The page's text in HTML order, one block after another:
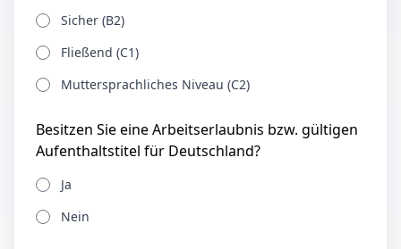
Sicher (B2)
Fließend (C1)
Muttersprachliches Niveau (C2)
Besitzen Sie eine Arbeitserlaubnis bzw. gültigen
Aufenthaltstitel für Deutschland?
Ja
Nein